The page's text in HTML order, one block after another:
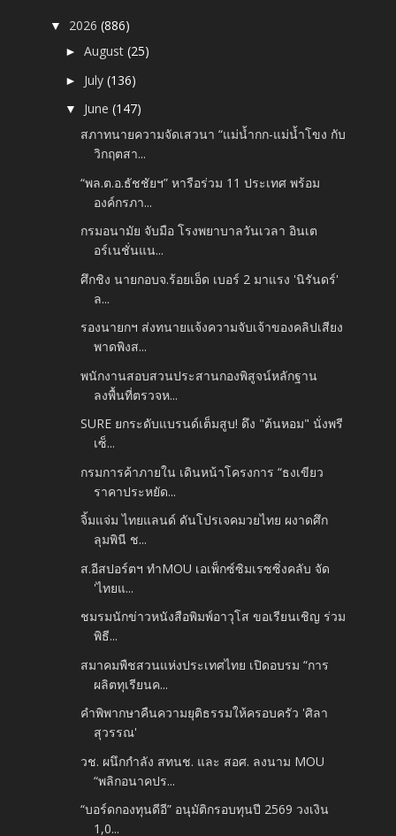
▼ 2026(886)
►August(25)
► July(136)
▼ June(147)
สภาทนายความจัดเสวนา “แม่น้ำกก-แม่น้ำโขง กับ
วิกฤตสา...
“พล.ต.อ.ธัชชัยฯ” หารือร่วม 11 ประเทศ พร้อม
องค์กรภา...
กรมอนามัย จับมือ โรงพยาบาลวันเวลา อินเต
อร์เนชั่นแน...
ศึกชิง นายกอบจ.ร้อยเอ็ด เบอร์ 2 มาแรง 'นิรันดร์'
ล...
รองนายกฯ ส่งทนายแจ้งความจับเจ้าของคลิปเสียง
พาดพิงส...
พนักงานสอบสวนประสานกองพิสูจน์หลักฐาน
ลงพื้นที่ตรวจห...
SURE ยกระดับแบรนด์เต็มสูบ! ดึง "ต้นหอม" นั่งพรี
เซ็...
กรมการค้าภายใน เดินหน้าโครงการ “ธงเขียว
ราคาประหยัด...
จิ้มแจ่ม ไทยแลนด์ ดันโปรเจคมวยไทย ผงาดศึก
ลุมพินี ช...
ส.อีสปอร์ตฯ ทำMOU เอเพ็กซ์ซิมเรซซิ่งคลับ จัด
'ไทยแ...
ชมรมนักข่าวหนังสือพิมพ์อาวุโส ขอเรียนเชิญ ร่วม
พิธี...
สมาคมพืชสวนแห่งประเทศไทย เปิดอบรม “การ
ผลิตทุเรียนค...
คำพิพากษาคืนความยุติธรรมให้ครอบครัว 'ศิลา
สุวรรณ'
วช. ผนึกกำลัง สทนช. และ สอศ. ลงนาม MOU
“พลิกอนาคปร...
“บอร์ดกองทุนดีอี” อนุมัติกรอบทุนปี 2569 วงเงิน
1,0...